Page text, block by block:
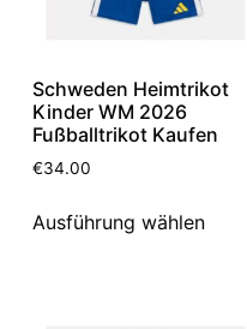
Schweden Heimtrikot
Kinder WM 2026
Fußballtrikot Kaufen
€34.00
Ausführung wählen